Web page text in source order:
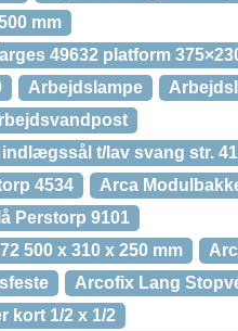
mm
49632 platform
Arbejdslampe
t/lav svang str.
4534
Arca
Perstorp 9101
500 x 310 x 250 mm
Arcofix Lang
kort 1/2 x 1/2